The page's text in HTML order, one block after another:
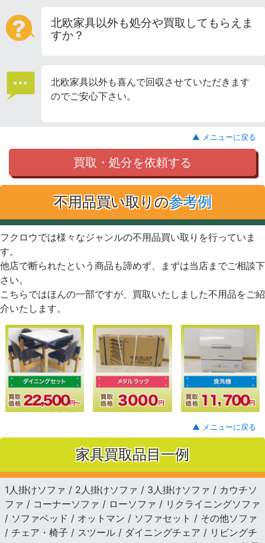
北欧家具以外も処分や買取してもらえま
すか？
北欧家具以外も喜んで回収させていただきます
のでご安心下さい。
▲ メニューに戻る
買取・処分を依頼する
不用品買い取りの参考例
フクロウでは様々なジャンルの不用品買い取りを行っていま
す。
他店で断られたという商品も諦めず、まずは当店までご相談下
さい。
こちらではほんの一部ですが、買取いたしました不用品をご紹
介いたします。
▲ メニューに戻る
家具買取品目一例
1人掛けソファ / 2人掛けソファ / 3人掛けソファ / カウチソ
ファ / コーナーソファ / ローソファ / リクライニングソファ
/ ソファベッド / オットマン / ソファセット / その他ソファ
/ チェア・椅子 / スツール / ダイニングチェア / リビングチ